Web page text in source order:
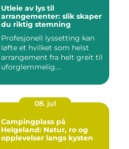
Utleie av lys til
arrangementer: slik skaper
du riktig stemning
Profesjonell lyssetting kan
løfte et hvilket som helst
arrangement fra helt greit til
uforglemmelig....
08. jul
Campingplass på
Helgeland: Natur, ro og
opplevelser langs kysten